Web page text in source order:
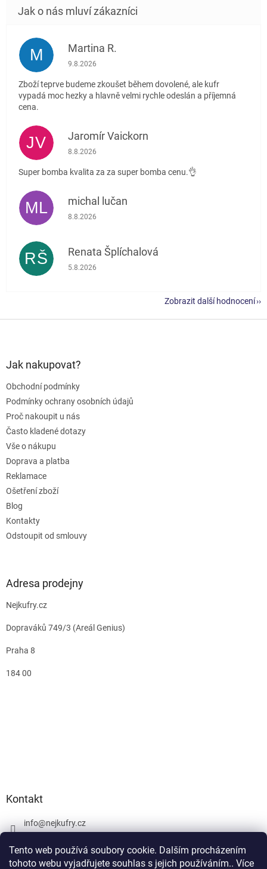
Tento web používá soubory cookie. Dalším procházením
tohoto webu vyjadřujete souhlas s jejich používáním.. Více
M Martina R.
Hodnocení obchodu je 5 z 5 hvězdiček.
9.8.2026
Zboží teprve budeme zkoušet během dovolené, ale kufr
vypadá moc hezky a hlavně velmi rychle odeslán a příjemná
cena.
JV Jaromír Vaickorn
Hodnocení obchodu je 5 z 5 hvězdiček.
8.8.2026
Super bomba kvalita za za super bomba cenu.👌
ML michal lučan
Hodnocení obchodu je 5 z 5 hvězdiček.
8.8.2026
RŠ Renata Šplíchalová
Hodnocení obchodu je 5 z 5 hvězdiček.
5.8.2026
Zobrazit další hodnocení
Jak nakupovat?
Obchodní podmínky
Podmínky ochrany osobních údajů
Proč nakoupit u nás
Často kladené dotazy
Vše o nákupu
Doprava a platba
Reklamace
Ošetření zboží
Blog
Kontakty
Odstoupit od smlouvy
Adresa prodejny
Nejkufry.cz
Dopraváků 749/3 (Areál Genius)
Praha 8
184 00
Kontakt
info@nejkufry.cz
Facebook